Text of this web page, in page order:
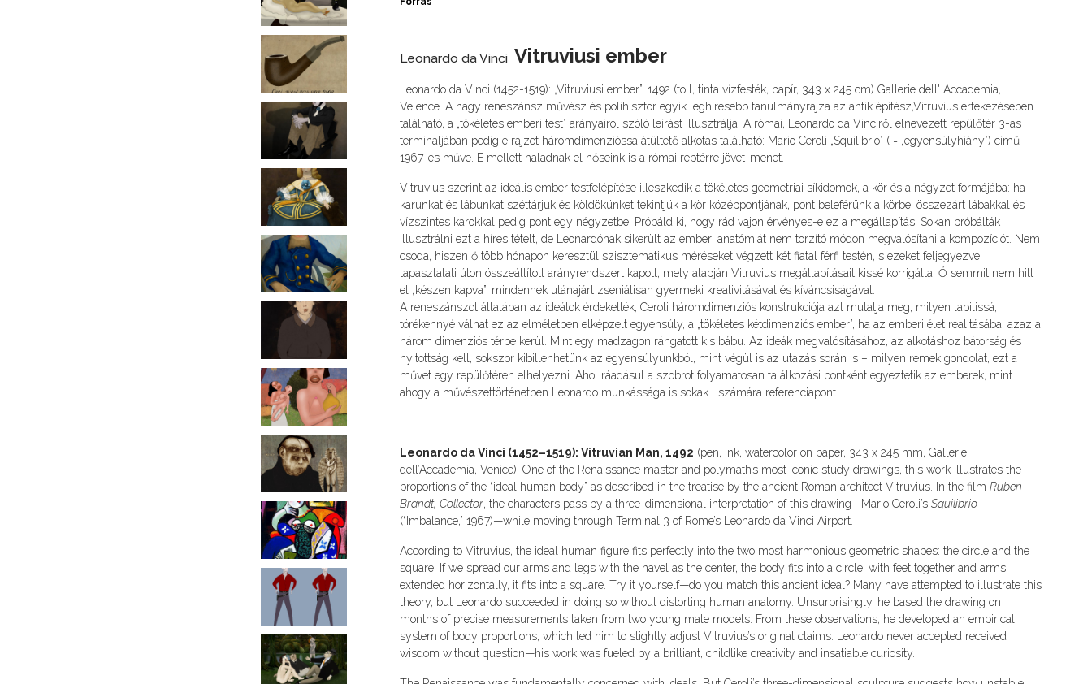
Leonardo da Vinci Vitruviusi ember
Leonardo da Vinci (1452-1519): „Vitruviusi ember”, 1492 (toll, tinta vízfesték, papír, 343 x 245 cm) Gallerie dell' Accademia,
Velence. A nagy reneszánsz művész és polihisztor egyik leghíresebb tanulmányrajza az antik építész,Vitruvius értekezésében
található, a „tökéletes emberi test” arányairól szóló leírást illusztrálja. A római, Leonardo da Vinciről elnevezett repülőtér 3-as
termináljában pedig e rajzot háromdimenzióssá átültető alkotás található: Mario Ceroli „Squilibrio” ( = „egyensúlyhiány”) című
1967-es műve. E mellett haladnak el hőseink is a római reptérre jövet-menet.
Vitruvius szerint az ideális ember testfelépítése illeszkedik a tökéletes geometriai síkidomok, a kör és a négyzet formájába: ha
karunkat és lábunkat széttárjuk és köldökünket tekintjük a kör középpontjának, pont beleférünk a körbe, összezárt lábakkal és
vízszintes karokkal pedig pont egy négyzetbe. Próbáld ki, hogy rád vajon érvényes-e ez a megállapítás! Sokan próbálták
illusztrálni ezt a híres tételt, de Leonardónak sikerült az emberi anatómiát nem torzító módon megvalósítani a kompozíciót. Nem
csoda, hiszen ő több hónapon keresztül szisztematikus méréseket végzett két fiatal férfi testén, s ezeket feljegyezve,
tapasztalati úton összeállított arányrendszert kapott, mely alapján Vitruvius megállapításait kissé korrigálta. Ő semmit nem hitt
el „készen kapva”, mindennek utánajárt zseniálisan gyermeki kreativitásával és kíváncsiságával.
A reneszánszot általában az ideálok érdekelték, Ceroli háromdimenziós konstrukciója azt mutatja meg, milyen labilissá,
törékennyé válhat ez az elméletben elképzelt egyensúly, a „tökéletes kétdimenziós ember”, ha az emberi élet realitásába, azaz a
három dimenziós térbe kerül. Mint egy madzagon rángatott kis bábu. Az ideák megvalósításához, az alkotáshoz bátorság és
nyitottság kell, sokszor kibillenhetünk az egyensúlyunkból, mint végül is az utazás során is – milyen remek gondolat, ezt a
művet egy repülőtéren elhelyezni. Ahol ráadásul a szobrot folyamatosan találkozási pontként egyeztetik az emberek, mint
ahogy a művészettörténetben Leonardo munkássága is sokak számára referenciapont.
Leonardo da Vinci (1452–1519): Vitruvian Man, 1492 (pen, ink, watercolor on paper, 343 x 245 mm, Gallerie
dell’Accademia, Venice). One of the Renaissance master and polymath’s most iconic study drawings, this work illustrates the
proportions of the “ideal human body” as described in the treatise by the ancient Roman architect Vitruvius. In the film Ruben
Brandt, Collector, the characters pass by a three-dimensional interpretation of this drawing—Mario Ceroli’s Squilibrio
(“Imbalance,” 1967)—while moving through Terminal 3 of Rome’s Leonardo da Vinci Airport.
According to Vitruvius, the ideal human figure fits perfectly into the two most harmonious geometric shapes: the circle and the
square. If we spread our arms and legs with the navel as the center, the body fits into a circle; with feet together and arms
extended horizontally, it fits into a square. Try it yourself—do you match this ancient ideal? Many have attempted to illustrate this
theory, but Leonardo succeeded in doing so without distorting human anatomy. Unsurprisingly, he based the drawing on
months of precise measurements taken from two young male models. From these observations, he developed an empirical
system of body proportions, which led him to slightly adjust Vitruvius’s original claims. Leonardo never accepted received
wisdom without question—his work was fueled by a brilliant, childlike creativity and insatiable curiosity.